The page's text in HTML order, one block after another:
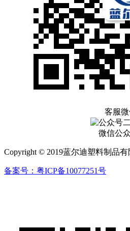
客服
微信公
Copyright © 2019蓝尔迪塑料制品有
备案号：粤ICP备10077251号